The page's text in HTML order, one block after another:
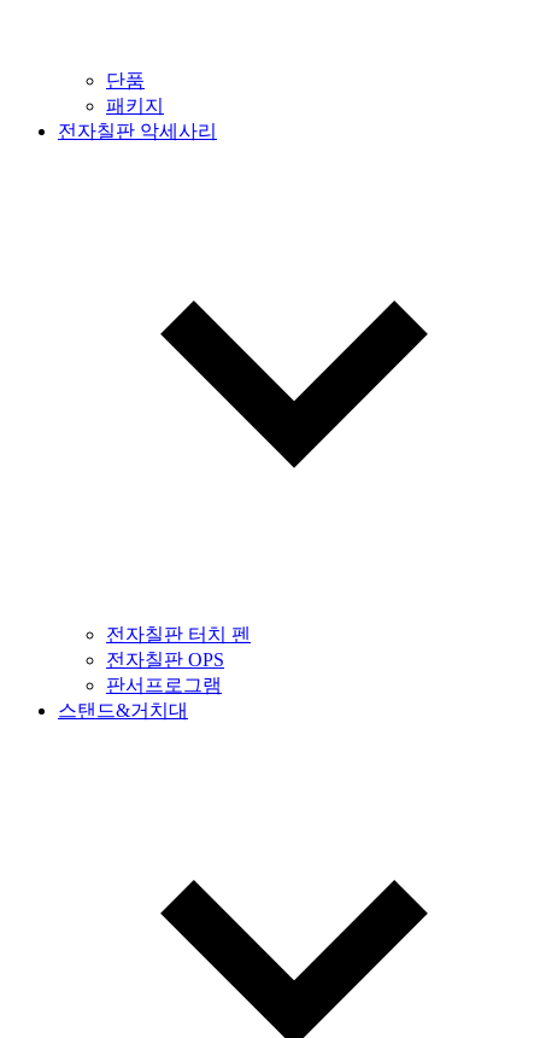
단품
패키지
전자칠판 악세사리
전자칠판 터치 펜
전자칠판 OPS
판서프로그램
스탠드&거치대